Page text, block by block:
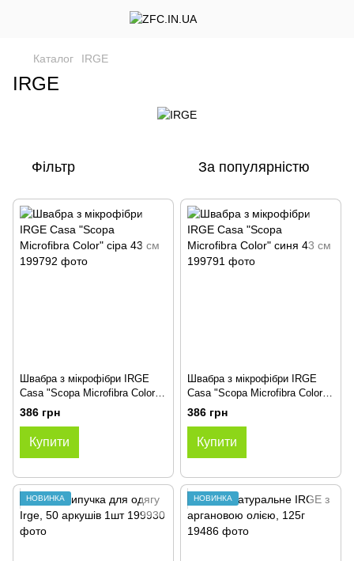
Каталог IRGE
IRGE
Фільтр За популярністю
Швабра з мікрофібри IRGE
Casa "Scopa Microfibra Color"
сіра 43 см
386 грн
Купити
Швабра з мікрофібри IRGE
Casa "Scopa Microfibra Color"
синя 43 см
386 грн
Купити
НОВИНКА НОВИНКА